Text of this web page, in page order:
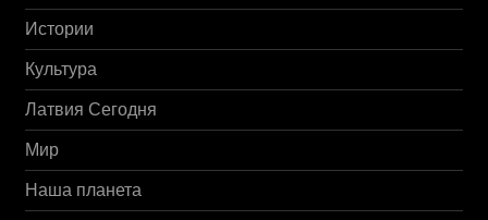
Истории
Культура
Латвия Сегодня
Мир
Наша планета